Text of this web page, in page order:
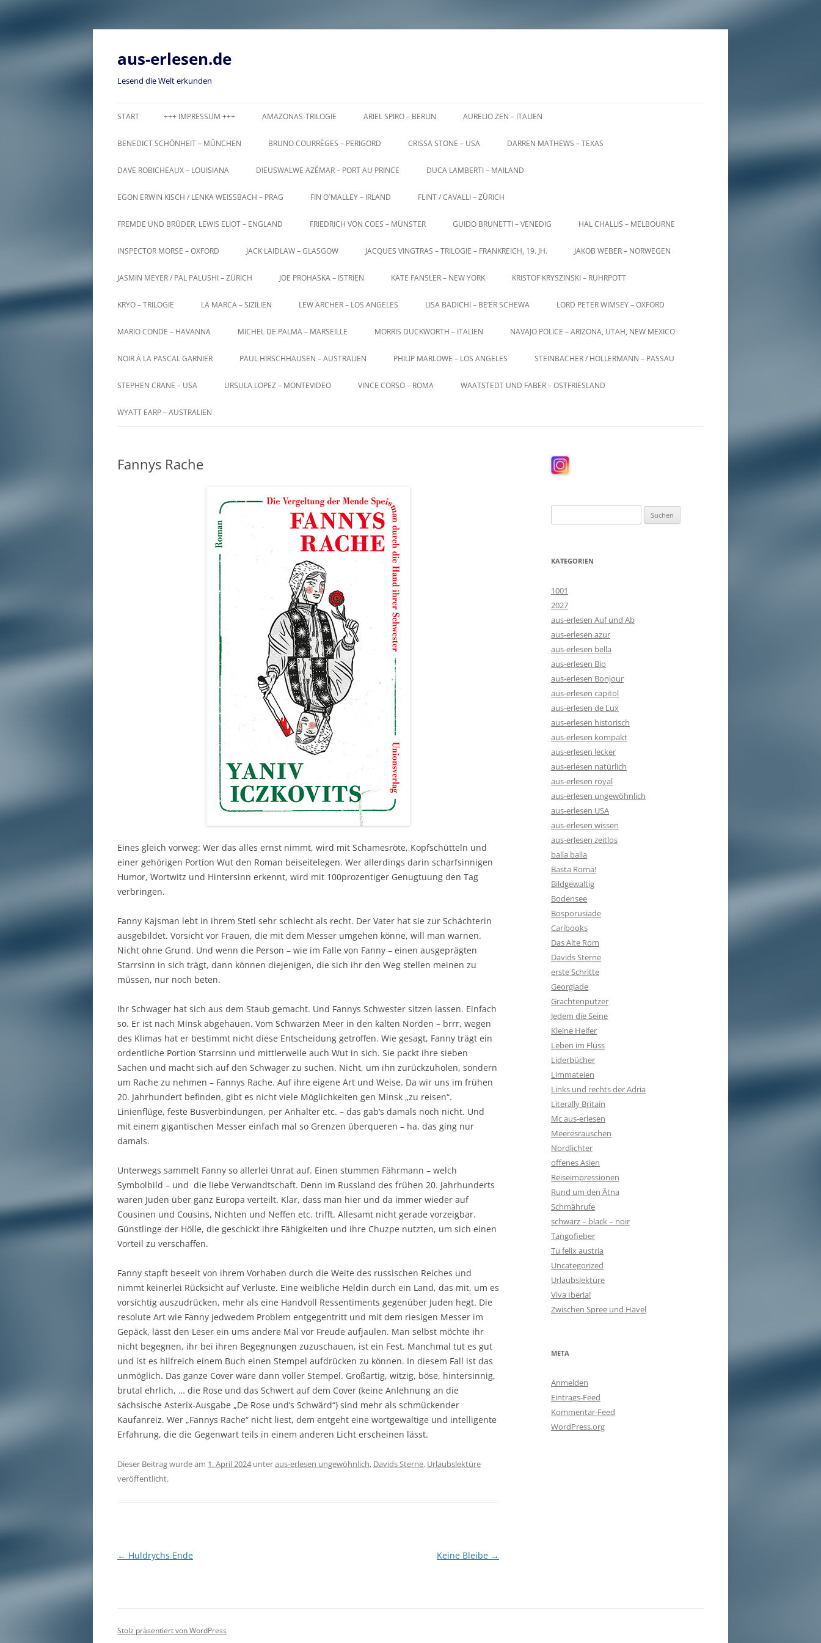
Zum
aus-erlesen.de
Lesend die Welt erkunden
START +++ IMPRESSUM +++ AMAZONAS-TRILOGIE ARIEL SPIRO – BERLIN AURELIO ZEN – ITALIEN
BENEDICT SCHÖNHEIT – MÜNCHEN BRUNO COURRÈGES – PERIGORD CRISSA STONE – USA DARREN MATHEWS – TEXAS
DAVE ROBICHEAUX – LOUISIANA DIEUSWALWE AZÉMAR – PORT AU PRINCE DUCA LAMBERTI – MAILAND
EGON ERWIN KISCH / LENKA WEISSBACH – PRAG FIN O`MALLEY – IRLAND FLINT / CAVALLI – ZÜRICH
FREMDE UND BRÜDER, LEWIS ELIOT – ENGLAND FRIEDRICH VON COES – MÜNSTER GUIDO BRUNETTI – VENEDIG HAL CHALLIS – MELBOURNE
INSPECTOR MORSE – OXFORD JACK LAIDLAW – GLASGOW JACQUES VINGTRAS – TRILOGIE – FRANKREICH, 19. JH. JAKOB WEBER – NORWEGEN
JASMIN MEYER / PAL PALUSHI – ZÜRICH JOE PROHASKA – ISTRIEN KATE FANSLER – NEW YORK KRISTOF KRYSZINSKI – RUHRPOTT
KRYO – TRILOGIE LA MARCA – SIZILIEN LEW ARCHER – LOS ANGELES LISA BADICHI – BE’ER SCHEWA LORD PETER WIMSEY – OXFORD
MARIO CONDE – HAVANNA MICHEL DE PALMA – MARSEILLE MORRIS DUCKWORTH – ITALIEN NAVAJO POLICE – ARIZONA, UTAH, NEW MEXICO
NOIR Á LA PASCAL GARNIER PAUL HIRSCHHAUSEN – AUSTRALIEN PHILIP MARLOWE – LOS ANGELES STEINBACHER / HOLLERMANN – PASSAU
STEPHEN CRANE – USA URSULA LOPEZ – MONTEVIDEO VINCE CORSO – ROMA WAATSTEDT UND FABER – OSTFRIESLAND
WYATT EARP – AUSTRALIEN
Fannys Rache
Eines gleich vorweg: Wer das alles ernst nimmt, wird mit Schamesröte, Kopfschütteln und
einer gehörigen Portion Wut den Roman beiseitelegen. Wer allerdings darin scharfsinnigen
Humor, Wortwitz und Hintersinn erkennt, wird mit 100prozentiger Genugtuung den Tag
verbringen.
Fanny Kajsman lebt in ihrem Stetl sehr schlecht als recht. Der Vater hat sie zur Schächterin
ausgebildet. Vorsicht vor Frauen, die mit dem Messer umgehen könne, will man warnen.
Nicht ohne Grund. Und wenn die Person – wie im Falle von Fanny – einen ausgeprägten
Starrsinn in sich trägt, dann können diejenigen, die sich ihr den Weg stellen meinen zu
müssen, nur noch beten.
Ihr Schwager hat sich aus dem Staub gemacht. Und Fannys Schwester sitzen lassen. Einfach
so. Er ist nach Minsk abgehauen. Vom Schwarzen Meer in den kalten Norden – brrr, wegen
des Klimas hat er bestimmt nicht diese Entscheidung getroffen. Wie gesagt, Fanny trägt ein
ordentliche Portion Starrsinn und mittlerweile auch Wut in sich. Sie packt ihre sieben
Sachen und macht sich auf den Schwager zu suchen. Nicht, um ihn zurückzuholen, sondern
um Rache zu nehmen – Fannys Rache. Auf ihre eigene Art und Weise. Da wir uns im frühen
20. Jahrhundert befinden, gibt es nicht viele Möglichkeiten gen Minsk „zu reisen“.
Linienflüge, feste Busverbindungen, per Anhalter etc. – das gab’s damals noch nicht. Und
mit einem gigantischen Messer einfach mal so Grenzen überqueren – ha, das ging nur
damals.
Unterwegs sammelt Fanny so allerlei Unrat auf. Einen stummen Fährmann – welch
Symbolbild – und die liebe Verwandtschaft. Denn im Russland des frühen 20. Jahrhunderts
waren Juden über ganz Europa verteilt. Klar, dass man hier und da immer wieder auf
Cousinen und Cousins, Nichten und Neffen etc. trifft. Allesamt nicht gerade vorzeigbar.
Günstlinge der Hölle, die geschickt ihre Fähigkeiten und ihre Chuzpe nutzten, um sich einen
Vorteil zu verschaffen.
Fanny stapft beseelt von ihrem Vorhaben durch die Weite des russischen Reiches und
nimmt keinerlei Rücksicht auf Verluste. Eine weibliche Heldin durch ein Land, das mit, um es
vorsichtig auszudrücken, mehr als eine Handvoll Ressentiments gegenüber Juden hegt. Die
resolute Art wie Fanny jedwedem Problem entgegentritt und mit dem riesigen Messer im
Gepäck, lässt den Leser ein ums andere Mal vor Freude aufjaulen. Man selbst möchte ihr
nicht begegnen, ihr bei ihren Begegnungen zuzuschauen, ist ein Fest. Manchmal tut es gut
und ist es hilfreich einem Buch einen Stempel aufdrücken zu können. In diesem Fall ist das
unmöglich. Das ganze Cover wäre dann voller Stempel. Großartig, witzig, böse, hintersinnig,
brutal ehrlich, … die Rose und das Schwert auf dem Cover (keine Anlehnung an die
sächsische Asterix-Ausgabe „De Rose und’s Schwärd“) sind mehr als schmückender
Kaufanreiz. Wer „Fannys Rache“ nicht liest, dem entgeht eine wortgewaltige und intelligente
Erfahrung, die die Gegenwart teils in einem anderen Licht erscheinen lässt.
Dieser Beitrag wurde am 1. April 2024unteraus-erlesen ungewöhnlich, Davids Sterne, Urlaubslektüre
veröffentlicht.
Beitragsnavigation
← Huldrychs Ende Keine Bleibe →
nach:
KATEGORIEN
1001
2027
aus-erlesen Auf und Ab
aus-erlesen azur
aus-erlesen bella
aus-erlesen Bio
aus-erlesen Bonjour
aus-erlesen capitol
aus-erlesen de Lux
aus-erlesen historisch
aus-erlesen kompakt
aus-erlesen lecker
aus-erlesen natürlich
aus-erlesen royal
aus-erlesen ungewöhnlich
aus-erlesen USA
aus-erlesen wissen
aus-erlesen zeitlos
balla balla
Basta Roma!
Bildgewaltig
Bodensee
Bosporusiade
Caribooks
Das Alte Rom
Davids Sterne
erste Schritte
Georgiade
Grachtenputzer
Jedem die Seine
Kleine Helfer
Leben im Fluss
Liderbücher
Limmateien
Links und rechts der Adria
Literally Britain
Mc aus-erlesen
Meeresrauschen
Nordlichter
offenes Asien
Reiseimpressionen
Rund um den Ätna
Schmährufe
schwarz – black – noir
Tangofieber
Tu felix austria
Uncategorized
Urlaubslektüre
Viva Iberia!
Zwischen Spree und Havel
META
Anmelden
Eintrags-Feed
Kommentar-Feed
WordPress.org
Stolz präsentiert von WordPress